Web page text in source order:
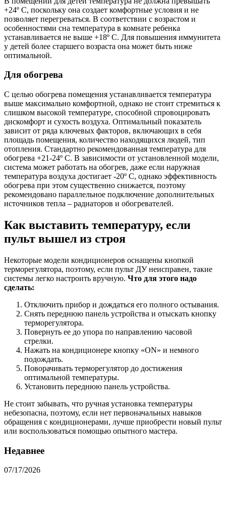
+24º С, поскольку она создает комфортные условия и не
позволяет перегреваться. В соответствии с возрастом и
особенностями сна температура в комнате ребенка
устанавливается не выше +18º С. Для повышения иммунитета
у детей более старшего возраста она может быть ниже
оптимальной.
Для обогрева
С целью обогрева помещения устанавливается температура
выше максимально комфортной, однако не стоит стремиться к
слишком высокой температуре, способной спровоцировать
дискомфорт и сухость воздуха. Оптимальный показатель
зависит от ряда ключевых факторов, включающих в себя
площадь помещения, количество находящихся людей, тип
отопления. Стандартно рекомендованная температура для
обогрева +21-24º С. В зависимости от установленной модели,
система может работать на обогрев, даже если наружная
температура воздуха достигает -20º С, однако эффективность
обогрева при этом существенно снижается, поэтому
рекомендовано параллельное подключение дополнительных
источников тепла – радиаторов и обогревателей.
Как выставить температуру, если
пульт вышел из строя
Некоторые модели кондиционеров оснащены кнопкой
терморегулятора, поэтому, если пульт ДУ неисправен, такие
системы легко настроить вручную. Что для этого надо
сделать:
Отключить прибор и дождаться его полного остывания.
Снять переднюю панель устройства и отыскать кнопку
терморегулятора.
Повернуть ее до упора по направлению часовой
стрелки.
Нажать на кондиционере кнопку «ON» и немного
подождать.
Поворачивать терморегулятор до достижения
оптимальной температуры.
Установить переднюю панель устройства.
Не стоит забывать, что ручная установка температуры
небезопасна, поэтому, если нет первоначальных навыков
обращения с кондиционерами, лучше приобрести новый пульт
или воспользоваться помощью опытного мастера.
Недавнее
07/17/2026